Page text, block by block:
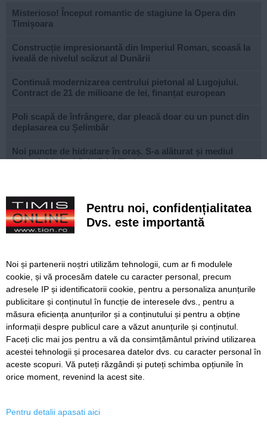
Misterioso! Început romantic de stagiune la Opera din
Timișoara
Construcție impresionantă din Imperiul Roman, scoasă la
iveală de nivelul scăzut al Dunării
Continuă modernizarea centrului pietonal al Lugojului.
Contract de 21 de milioane de lei, finanțat european
Poli scapă de înfrângere, dar pleacă doar cu un punct din
deplasarea cu Șelimbăr
Noi puncte de hidratare în oraș. S-a alăturat și mediul
privat inițiativei Primăriei Timișoara
niște echipamente amplasate ilegal
Lucrări ale SDM în Timișoara, astăzi, 8 august
Cum arată televizorul care schimbă serile de acasă, fără
complicații
Nouă copaci căzuți, dintre care patru pe mașini, la
Timișoara, în urma furtunii
SERVICII Redactia
Folosinta Cookie-urilor
Pentru noi, confidențialitatea
Dvs. este importantă
Noi și partenerii noștri utilizăm tehnologii, cum ar fi modulele
cookie, și vă procesăm datele cu caracter personal, precum
adresele IP și identificatorii cookie, pentru a personaliza anunțurile
publicitare și conținutul în funcție de interesele dvs., pentru a
măsura eficiența anunțurilor și a conținutului și pentru a obține
informații despre publicul care a văzut anunțurile și conținutul.
Faceți clic mai jos pentru a vă da consimțământul privind utilizarea
acestei tehnologii și procesarea datelor dvs. cu caracter personal în
aceste scopuri. Vă puteți răzgândi și puteți schimba opțiunile în
orice moment, revenind la acest site.
Pentru detalii apasati aici